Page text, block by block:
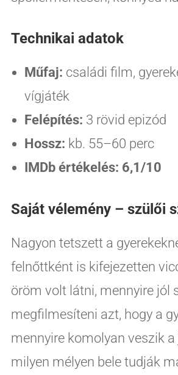
Technikai adatok
Műfaj: családi film,
vígjáték
Felépítés: 3 rövid epizód
Hossz: kb. 55–60 perc
IMDb értékelés: 6,1/10
Saját vélemény – szülői
Nagyon tetszett a
felnőttként is kifejezetten
öröm volt látni, mennyire jól
megfilmesíteni azt, hogy a
mennyire komolyan veszik a
milyen mélyen bele tudják